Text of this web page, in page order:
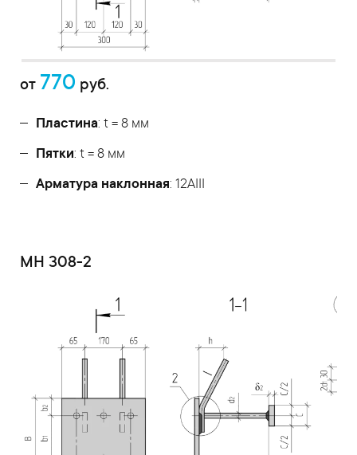
от 770 руб.
Пластина: t = 8 мм
Пятки: t = 8 мм
Арматура наклонная: 12AIII
МН 308-2